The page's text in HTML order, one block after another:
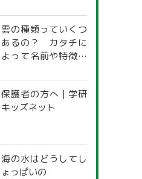
雲の種類っていくつ
あるの？ カタチに
よって名前や特徴が
保護者の方へ | 学研
キッズネット
海の水はどうしてし
ょっぱいの